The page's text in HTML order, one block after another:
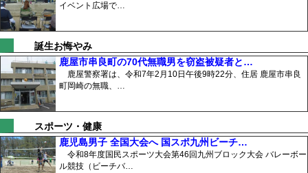
イベント広場で…
誕生お悔やみ
鹿屋市串良町の70代無職男を窃盗被疑者と…
鹿屋警察署は、令和7年2月10日午後9時22分、住居 鹿屋市串良
町岡崎の無職、…
スポーツ・健康
鹿児島男子 全国大会へ 国スポ九州ビーチ…
令和8年度国民スポーツ大会第46回九州ブロック大会 バレーボー
ル競技（ビーチバ…